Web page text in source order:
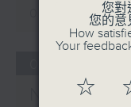
02:00)
Night
您對
您的意
How
Your
☆